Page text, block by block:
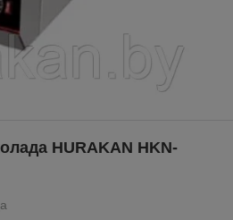
HURAKAN HKN-